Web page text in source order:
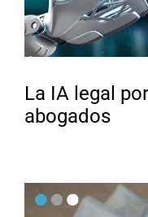
La IA legal
abogados